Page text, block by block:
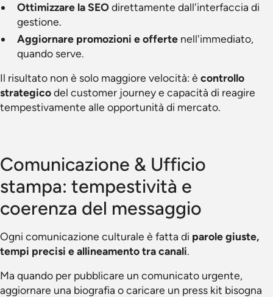
Ottimizzare la SEOdirettamente dall'interfaccia di
gestione.
Aggiornare promozioni e offerte nell'immediato,
quando serve.
Il risultato non è solo maggiore velocità: è controllo
strategicodel customer journey e capacità di reagire
tempestivamente alle opportunità di mercato.
Comunicazione & Ufficio
stampa: tempestività e
coerenza del messaggio
Ogni comunicazione culturale è fatta di parole giuste,
tempi precisi e allineamento tra canali.
Ma quando per pubblicare un comunicato urgente,
aggiornare una biografia o caricare un press kit bisogna